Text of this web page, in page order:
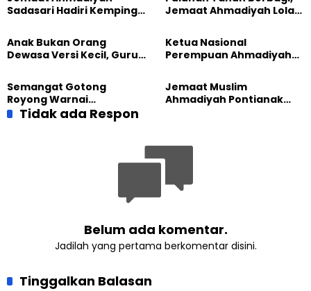
Sadasari Hadiri Kemping
Majalengka
Jemaat Ahmadiyah Lolak
Sembako kepada Warga
Anak Bukan Orang
Dewasa Versi Kecil, Guru
Pendidikan BERLIAN
Ketua Nasional
Perempuan Ahmadiyah
Besar Universitas
Terbuka
Semangat Gotong
Royong Warnai
Pembangunan Kembali
Jemaat Muslim
Ahmadiyah Pontianak
Tidak ada Respon
Belum ada komentar.
Jadilah yang pertama berkomentar disini.
Tinggalkan Balasan